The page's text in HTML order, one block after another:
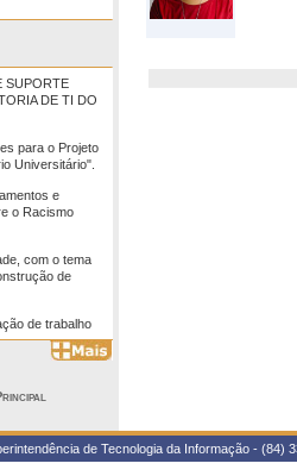
SUPORTE
DE TI DO
para o Projeto
Universitário".
e
o Racismo
com o tema
de
de trabalho
de Tecnologia da Informação -